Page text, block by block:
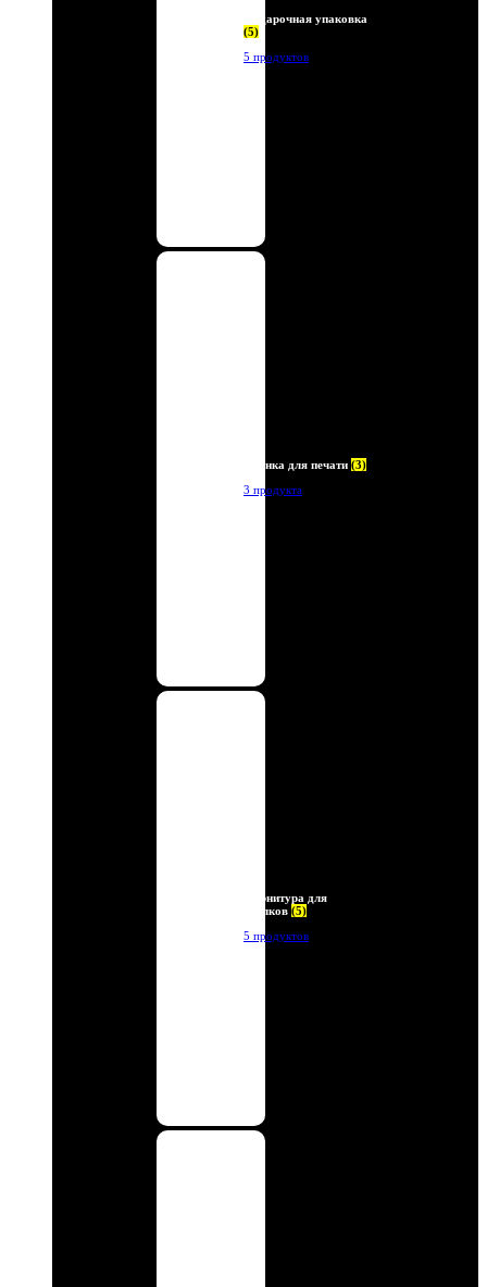
Подарочная упаковка
(5)
5 продуктов
Пленка для печати (3)
3 продукта
Фурнитура для
брелков (5)
5 продуктов